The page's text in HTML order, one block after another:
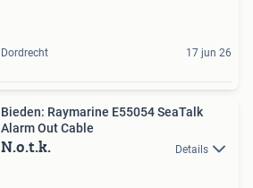
Dordrecht 17 jun 26
Bieden: Raymarine E55054 SeaTalk
Alarm Out Cable
N.o.t.k. Details